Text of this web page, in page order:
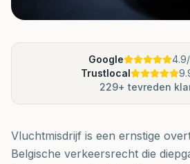
Google 4.9
Trustlocal
229+ tevreden
Vluchtmisdrijf is een ernstige
Belgische verkeersrecht die